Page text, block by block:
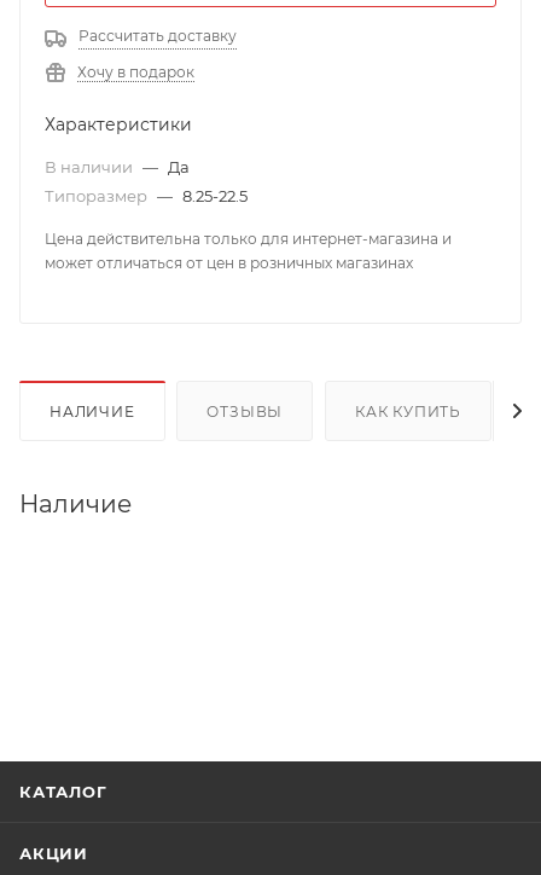
Рассчитать доставку
Хочу в подарок
Характеристики
В наличии — Да
Типоразмер — 8.25-22.5
Цена действительна только для интернет-магазина и
может отличаться от цен в розничных магазинах
НАЛИЧИЕ ОТЗЫВЫ КАК КУПИТЬ
Наличие
КАТАЛОГ
АКЦИИ